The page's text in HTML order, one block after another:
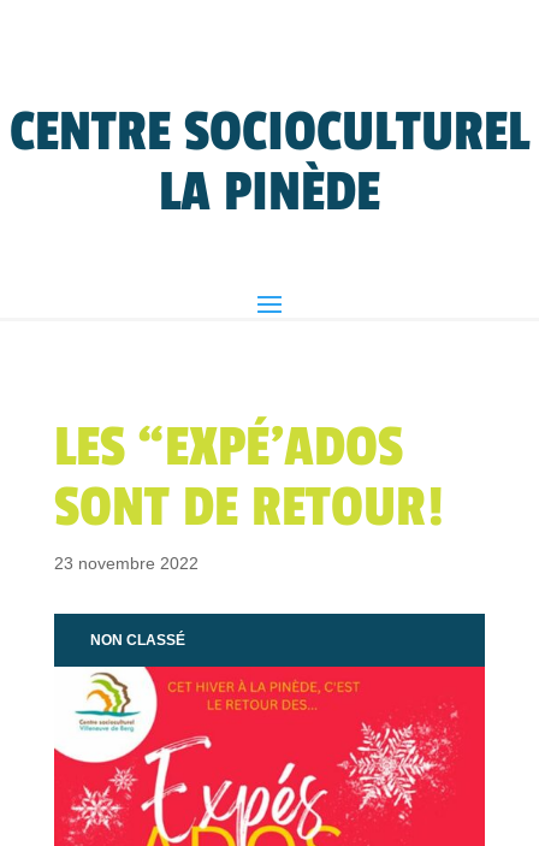
CENTRE SOCIOCULTUREL
LA PINÈDE
LES “EXPÉ’ADOS
SONT DE RETOUR!
23 novembre 2022
NON CLASSÉ